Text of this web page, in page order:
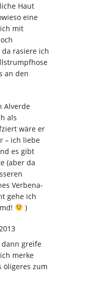
Haut
eine
mit
rasiere ich
an den
Alverde
als
wäre er
– ich liebe
es gibt
(aber da
Verbena-
gehe ich
)
dann greife
merke
öligeres zum